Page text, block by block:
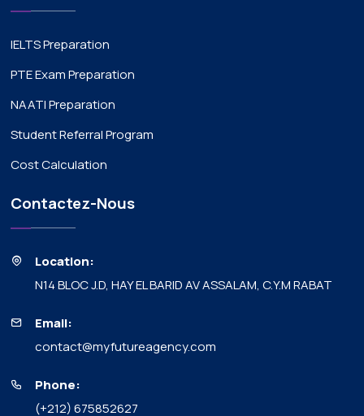
IELTS Preparation
PTE Exam Preparation
NAATI Preparation
Student Referral Program
Cost Calculation
Contactez-Nous
Location:
N14 BLOC J.D, HAY EL BARID AV ASSALAM, C.Y.M RABAT
Email:
contact@myfutureagency.com
Phone:
(+212) 675852627